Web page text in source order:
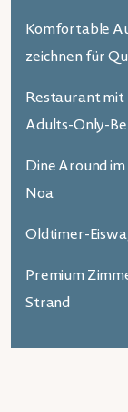
Komfortable
zeichnen für
Restaurant mit
Adults-Only-
Dine Around
Noa
Oldtimer-
Premium
Strand